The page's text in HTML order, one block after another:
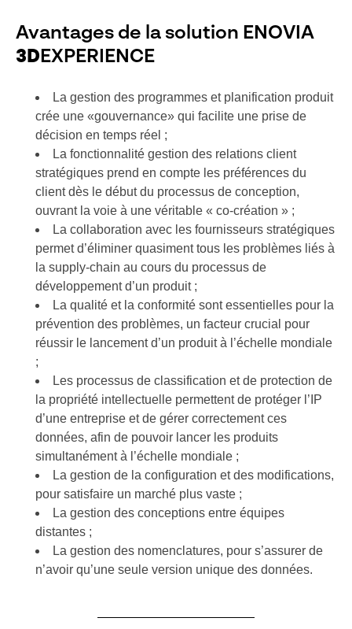
Avantages de la solution ENOVIA
3D EXPERIENCE
La gestion des programmes et planification produit
crée une «gouvernance» qui facilite une prise de
décision en temps réel ;
La fonctionnalité gestion des relations client
stratégiques prend en compte les préférences du
client dès le début du processus de conception,
ouvrant la voie à une véritable « co-création » ;
La collaboration avec les fournisseurs stratégiques
permet d’éliminer quasiment tous les problèmes liés à
la supply-chain au cours du processus de
développement d’un produit ;
La qualité et la conformité sont essentielles pour la
prévention des problèmes, un facteur crucial pour
réussir le lancement d’un produit à l’échelle mondiale
;
Les processus de classification et de protection de
la propriété intellectuelle permettent de protéger l’IP
d’une entreprise et de gérer correctement ces
données, afin de pouvoir lancer les produits
simultanément à l’échelle mondiale ;
La gestion de la configuration et des modifications,
pour satisfaire un marché plus vaste ;
La gestion des conceptions entre équipes
distantes ;
La gestion des nomenclatures, pour s’assurer de
n’avoir qu’une seule version unique des données.